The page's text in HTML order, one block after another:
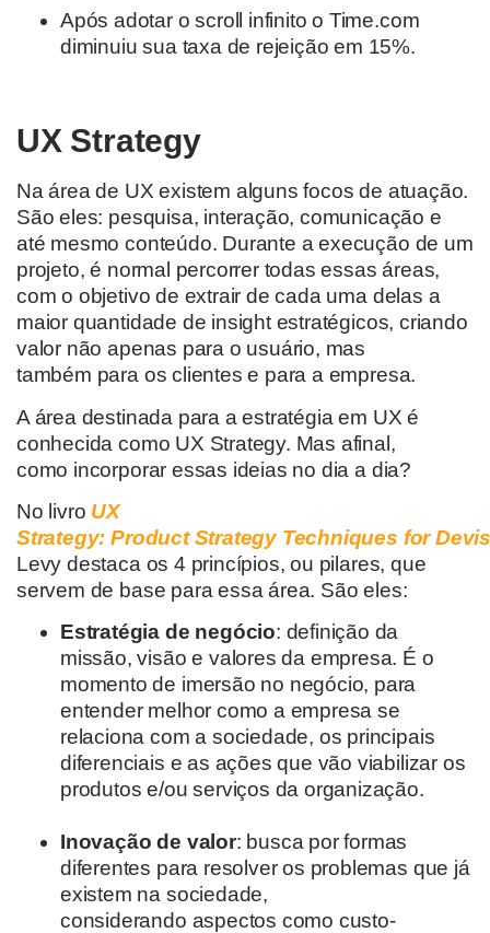
Após adotar o scroll infinito o Time.com
diminuiu sua taxa de rejeição em 15%.
UX Strategy
Na área de UX existem alguns focos de atuação.
São eles: pesquisa, interação, comunicação e
até mesmo conteúdo. Durante a execução de um
projeto, é normal percorrer todas essas áreas,
com o objetivo de extrair de cada uma delas a
maior quantidade de insight estratégicos, criando
valor não apenas para o usuário, mas
também para os clientes e para a empresa.
A área destinada para a estratégia em UX é
conhecida como UX Strategy. Mas afinal,
como incorporar essas ideias no dia a dia?
No livro UX
Strategy:ProductStrategy Techniques for
Levy destaca os 4 princípios, ou pilares, que
servem de base para essa área. São eles:
Estratégia de negócio: definição da
missão, visão e valores da empresa. É o
momento de imersão no negócio, para
entender melhor como a empresa se
relaciona com a sociedade, os principais
diferenciais e as ações que vão viabilizar os
produtos e/ou serviços da organização.
Inovação de valor: busca por formas
diferentes para resolver os problemas que já
existem na sociedade,
considerando aspectos como custo-